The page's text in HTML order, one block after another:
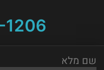
שם מלא